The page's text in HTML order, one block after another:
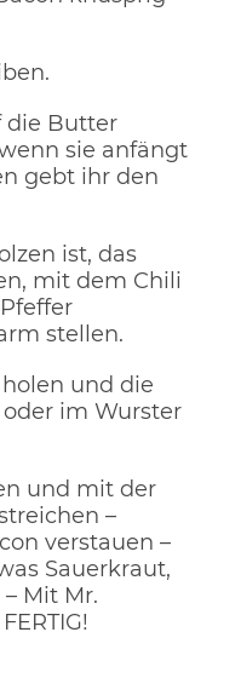
die Butter
sie anfängt
gebt ihr den
ist, das
mit dem Chili
stellen.
und die
im Wurster
und mit der
–
verstauen –
Sauerkraut,
Mit Mr.